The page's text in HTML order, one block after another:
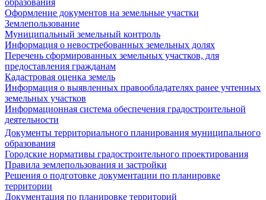
образования
Оформление документов на земельные участки
Землепользование
Муниципальный земельный контроль
Информация о невостребованных земельных долях
Перечень сформированных земельных участков, для
предоставления гражданам
Кадастровая оценка земель
Информация о выявленных правообладателях ранее учтенных
земельных участков
Информационная система обеспечения градостроительной
деятельности
Документы территориального планирования муниципального
образования
Городские нормативы градостроительного проектирования
Правила землепользования и застройки
Решения о подготовке документации по планировке
территории
Документация по планировке территорий